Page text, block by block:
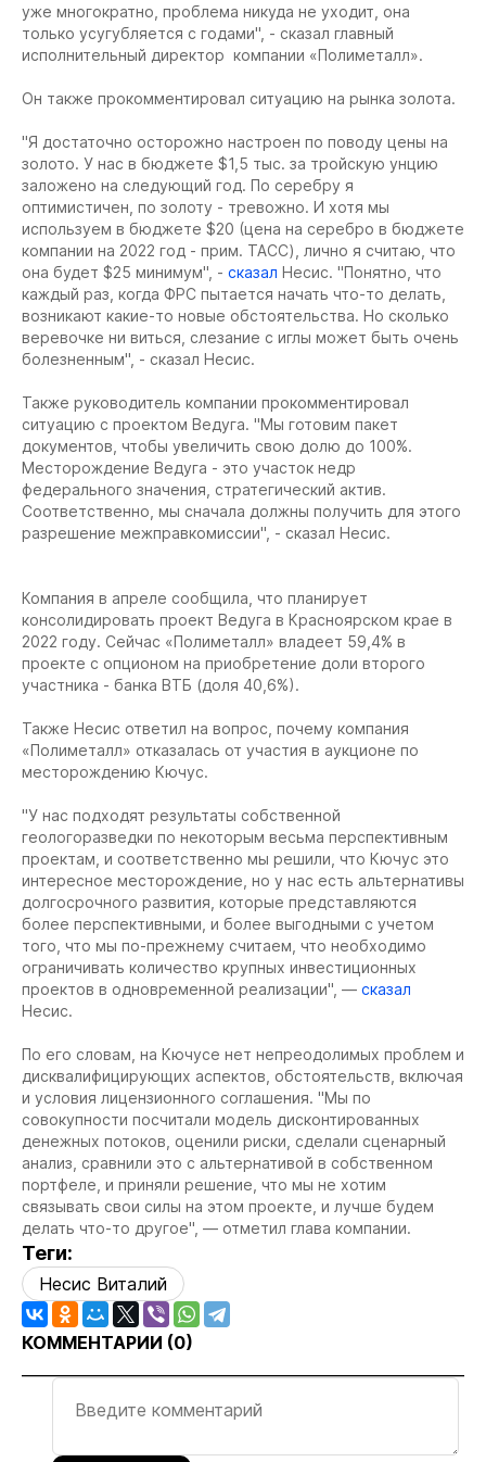
уже многократно, проблема никуда не уходит, она
только усугубляется с годами", - сказал главный
исполнительный директор компании «Полиметалл».
Он также прокомментировал ситуацию на рынка золота.
"Я достаточно осторожно настроен по поводу цены на
золото. У нас в бюджете $1,5 тыс. за тройскую унцию
заложено на следующий год. По серебру я
оптимистичен, по золоту - тревожно. И хотя мы
используем в бюджете $20 (цена на серебро в бюджете
компании на 2022 год - прим. ТАСС), лично я считаю, что
она будет $25 минимум", - сказал Несис. "Понятно, что
каждый раз, когда ФРС пытается начать что-то делать,
возникают какие-то новые обстоятельства. Но сколько
веревочке ни виться, слезание с иглы может быть очень
болезненным", - сказал Несис.
Также руководитель компании прокомментировал
ситуацию с проектом Ведуга. "Мы готовим пакет
документов, чтобы увеличить свою долю до 100%.
Месторождение Ведуга - это участок недр
федерального значения, стратегический актив.
Соответственно, мы сначала должны получить для этого
разрешение межправкомиссии", - сказал Несис.
Компания в апреле сообщила, что планирует
консолидировать проект Ведуга в Красноярском крае в
2022 году. Сейчас «Полиметалл» владеет 59,4% в
проекте с опционом на приобретение доли второго
участника - банка ВТБ (доля 40,6%).
Также Несис ответил на вопрос, почему компания
«Полиметалл» отказалась от участия в аукционе по
месторождению Кючус.
"У нас подходят результаты собственной
геологоразведки по некоторым весьма перспективным
проектам, и соответственно мы решили, что Кючус это
интересное месторождение, но у нас есть альтернативы
долгосрочного развития, которые представляются
более перспективными, и более выгодными с учетом
того, что мы по-прежнему считаем, что необходимо
ограничивать количество крупных инвестиционных
проектов в одновременной реализации", — сказал
Несис.
По его словам, на Кючусе нет непреодолимых проблем и
дисквалифицирующих аспектов, обстоятельств, включая
и условия лицензионного соглашения. "Мы по
совокупности посчитали модель дисконтированных
денежных потоков, оценили риски, сделали сценарный
анализ, сравнили это с альтернативой в собственном
портфеле, и приняли решение, что мы не хотим
связывать свои силы на этом проекте, и лучше будем
делать что-то другое", — отметил глава компании.
Теги:
Несис Виталий
КОММЕНТАРИИ (0)